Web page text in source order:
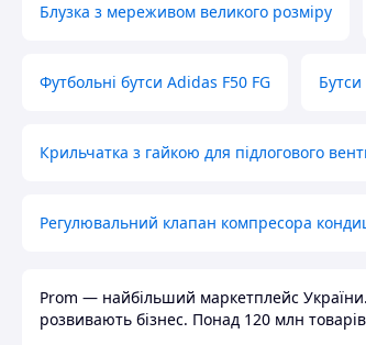
Блузка з мереживом великого розміру
Футбольні бутси Adidas F50 FG
Крильчатка з гайкою для підлогового
Регулювальний клапан компресора
Prom — найбільший маркетплейс України.
розвивають бізнес. Понад 120 млн